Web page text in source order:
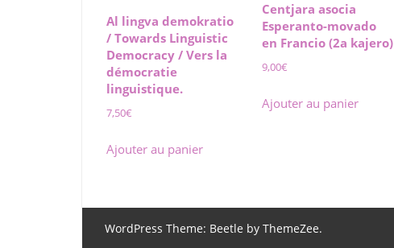
Al lingva demokratio
/ Towards Linguistic
Democracy / Vers la
démocratie
linguistique.
7,50€
Ajouter au panier
Centjara asocia
Esperanto-movado
en Francio (2a kajero)
9,00€
Ajouter au panier
WordPress Theme: Beetle by ThemeZee.